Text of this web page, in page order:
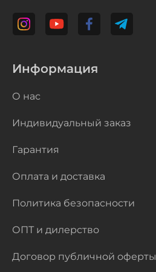
Информация
О нас
Индивидуальный заказ
Гарантия
Оплата и доставка
Политика безопасности
ОПТ и дилерство
Договор публичной оферты